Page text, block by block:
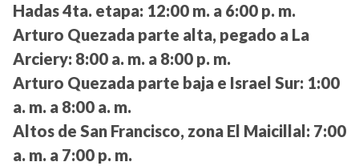
Hadas 4ta. etapa: 12:00 m. a 6:00 p. m.
Arturo Quezada parte alta, pegado a La
Arciery: 8:00 a. m. a 8:00 p. m.
Arturo Quezada parte baja e Israel Sur: 1:00
a. m. a 8:00 a. m.
Altos de San Francisco, zona El Maicillal: 7:00
a. m. a 7:00 p. m.